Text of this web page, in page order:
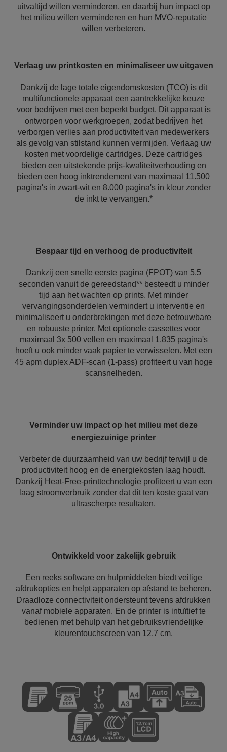
uitvaltijd willen verminderen, en daarbij hun impact op
het milieu willen verminderen en hun MVO-reputatie
willen verbeteren.
Verlaag uw printkosten en minimaliseer uw uitgaven
Dankzij de lage totale eigendomskosten (TCO) is dit
multifunctionele apparaat een aantrekkelijke keuze
voor bedrijven met een beperkt budget. Dit apparaat is
ontworpen voor werkgroepen, zodat bedrijven het
verborgen verlies aan productiviteit van medewerkers
als gevolg van stilstand kunnen vermijden. Verlaag uw
kosten met voordelige cartridges. Deze cartridges
bieden een uitstekende prijs-kwaliteitverhouding en
bieden een hoog inktrendement van maximaal 11.500
pagina's in zwart-wit en 8.000 pagina's in kleur zonder
de inkt te vervangen.*
Bespaar tijd en verhoog de productiviteit
Dankzij een snelle eerste pagina (FPOT) van 5,5
seconden vanuit de gereedstand** besteedt u minder
tijd aan het wachten op prints. Met minder
vervangingsonderdelen vermindert u interventie en
minimaliseert u onderbrekingen met deze betrouwbare
en robuuste printer. Met optionele cassettes voor
maximaal 3x 500 vellen en maximaal 1.835 pagina's
hoeft u ook minder vaak papier te verwisselen. Met een
45 apm duplex ADF-scan (1-pass) profiteert u van hoge
scansnelheden.
Verminder uw impact op het milieu met deze
energiezuinige printer
Verbeter de duurzaamheid van uw bedrijf terwijl u de
productiviteit hoog en de energiekosten laag houdt.
Dankzij Heat-Free-printtechnologie profiteert u van een
laag stroomverbruik zonder dat dit ten koste gaat van
ultrascherpe resultaten.
Ontwikkeld voor zakelijk gebruik
Een reeks software en hulpmiddelen biedt veilige
afdrukopties en helpt apparaten op afstand te beheren.
Draadloze connectiviteit ondersteunt tevens afdrukken
vanaf mobiele apparaten. En de printer is intuïtief te
bedienen met behulp van het gebruiksvriendelijke
kleurentouchscreen van 12,7 cm.